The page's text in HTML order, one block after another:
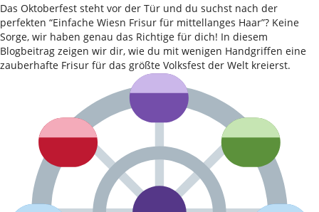
Das Oktoberfest steht vor der Tür und du suchst nach der
perfekten “Einfache Wiesn Frisur für mittellanges Haar”? Keine
Sorge, wir haben genau das Richtige für dich! In diesem
Blogbeitrag zeigen wir dir, wie du mit wenigen Handgriffen eine
zauberhafte Frisur für das größte Volksfest der Welt kreierst.